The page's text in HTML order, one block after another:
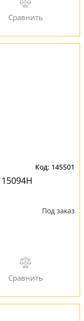
145501
Под заказ